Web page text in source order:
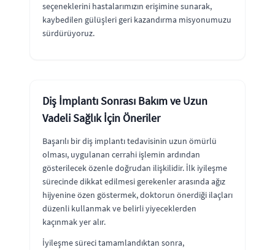
seçeneklerini hastalarımızın erişimine sunarak,
kaybedilen gülüşleri geri kazandırma misyonumuzu
sürdürüyoruz.
Diş İmplantı Sonrası Bakım ve Uzun
Vadeli Sağlık İçin Öneriler
Başarılı bir diş implantı tedavisinin uzun ömürlü
olması, uygulanan cerrahi işlemin ardından
gösterilecek özenle doğrudan ilişkilidir. İlk iyileşme
sürecinde dikkat edilmesi gerekenler arasında ağız
hijyenine özen göstermek, doktorun önerdiği ilaçları
düzenli kullanmak ve belirli yiyeceklerden
kaçınmak yer alır.
İyileşme süreci tamamlandıktan sonra,